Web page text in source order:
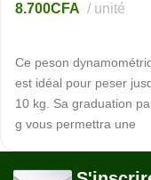
8.700CFA unité
Ce peson
est idéal pour peser
10 kg. Sa graduation
g vous permettra une